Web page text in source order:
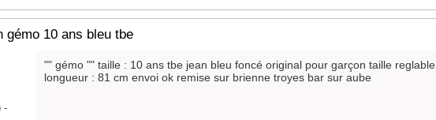
gémo 10 ans bleu tbe
-
"" gémo "" taille : 10 ans tbe jean bleu foncé original pour garçon taille reglable
longueur : 81 cm envoi ok remise sur brienne troyes bar sur aube